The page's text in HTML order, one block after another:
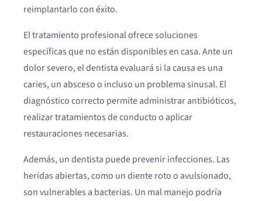
reimplantarlo con éxito.
El tratamiento profesional ofrece soluciones
específicas que no están disponibles en casa. Ante un
dolor severo, el dentista evaluará si la causa es una
caries, un absceso o incluso un problema sinusal. El
diagnóstico correcto permite administrar antibióticos,
realizar tratamientos de conducto o aplicar
restauraciones necesarias.
Además, un dentista puede prevenir infecciones. Las
heridas abiertas, como un diente roto o avulsionado,
son vulnerables a bacterias. Un mal manejo podría